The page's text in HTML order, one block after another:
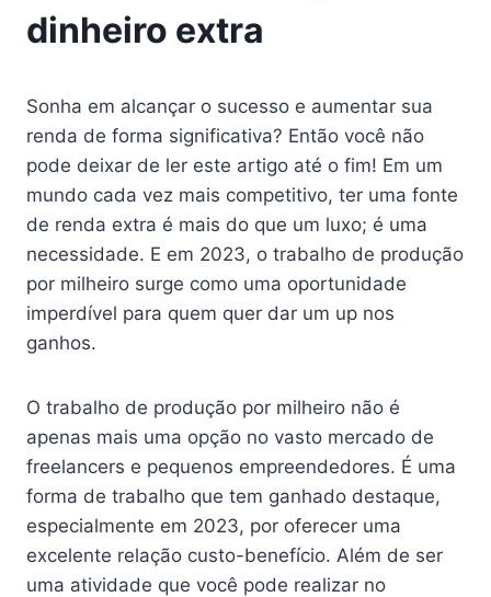
dinheiro extra
Sonha em alcançar o sucesso e aumentar sua
renda de forma significativa? Então você não
pode deixar de ler este artigo até o fim! Em um
mundo cada vez mais competitivo, ter uma fonte
de renda extra é mais do que um luxo; é uma
necessidade. E em 2023, o trabalho de produção
por milheiro surge como uma oportunidade
imperdível para quem quer dar um up nos
ganhos.
O trabalho de produção por milheiro não é
apenas mais uma opção no vasto mercado de
freelancers e pequenos empreendedores. É uma
forma de trabalho que tem ganhado destaque,
especialmente em 2023, por oferecer uma
excelente relação custo-benefício. Além de ser
uma atividade que você pode realizar no